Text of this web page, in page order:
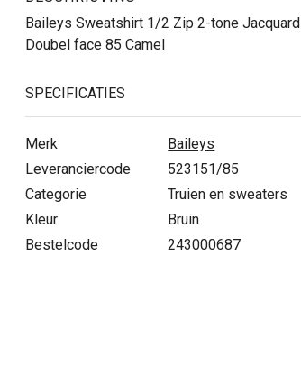
Baileys Sweatshirt 1/2 Zip 2-tone Jacquard
Doubel face 85 Camel
SPECIFICATIES
Merk
Baileys
Leveranciercode
523151/85
Categorie
Truien en sweaters
Kleur
Bruin
Bestelcode
243000687